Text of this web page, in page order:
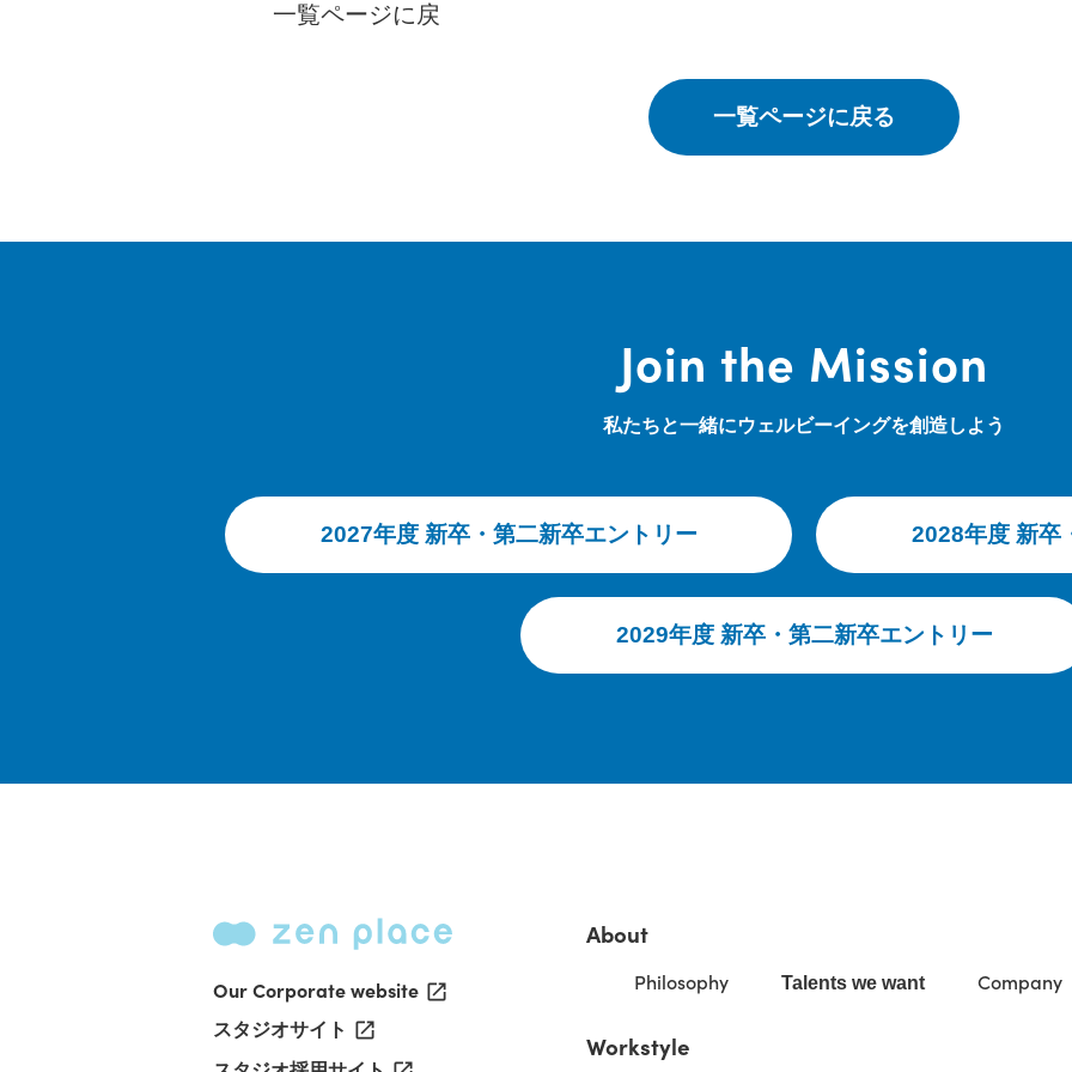
一覧ページに戻
一覧ページに戻る
Join the Mission
私たちと一緒にウェルビーイングを創造しよう
2027年度 新卒・第二新卒エントリー 2028年度 新卒
2029年度 新卒・第二新卒エントリー
Our Corporate website
スタジオサイト
About
Philosophy Talents we want Company
Workstyle